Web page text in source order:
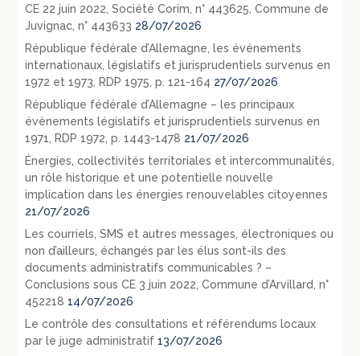
CE 22 juin 2022, Société Corim, n° 443625, Commune de
Juvignac, n° 443633 28/07/2026
République fédérale d’Allemagne, les événements
internationaux, législatifs et jurisprudentiels survenus en
1972 et 1973, RDP 1975, p. 121-164 27/07/2026
République fédérale d’Allemagne – les principaux
évènements législatifs et jurisprudentiels survenus en
1971, RDP 1972, p. 1443-1478 21/07/2026
Énergies, collectivités territoriales et intercommunalités,
un rôle historique et une potentielle nouvelle
implication dans les énergies renouvelables citoyennes
21/07/2026
Les courriels, SMS et autres messages, électroniques ou
non d’ailleurs, échangés par les élus sont-ils des
documents administratifs communicables ? –
Conclusions sous CE 3 juin 2022, Commune d’Arvillard, n°
452218 14/07/2026
Le contrôle des consultations et référendums locaux
par le juge administratif 13/07/2026